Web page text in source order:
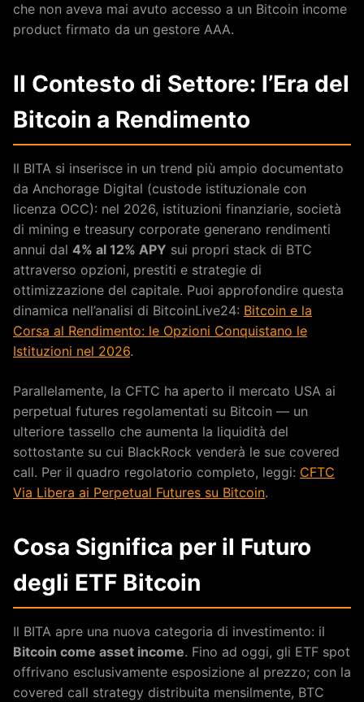
che non aveva mai avuto accesso a un Bitcoin income
product firmato da un gestore AAA.
Il Contesto di Settore: l’Era del
Bitcoin a Rendimento
Il BITA si inserisce in un trend più ampio documentato
da Anchorage Digital (custode istituzionale con
licenza OCC): nel 2026, istituzioni finanziarie, società
di mining e treasury corporate generano rendimenti
annui dal 4% al 12% APY sui propri stack di BTC
attraverso opzioni, prestiti e strategie di
ottimizzazione del capitale. Puoi approfondire questa
dinamica nell’analisi di BitcoinLive24: Bitcoin e la
Corsa al Rendimento: le Opzioni Conquistano le
Istituzioni nel 2026.
Parallelamente, la CFTC ha aperto il mercato USA ai
perpetual futures regolamentati su Bitcoin — un
ulteriore tassello che aumenta la liquidità del
sottostante su cui BlackRock venderà le sue covered
call. Per il quadro regolatorio completo, leggi: CFTC
Via Libera ai Perpetual Futures su Bitcoin.
Cosa Significa per il Futuro
degli ETF Bitcoin
Il BITA apre una nuova categoria di investimento: il
Bitcoin come asset income. Fino ad oggi, gli ETF spot
offrivano esclusivamente esposizione al prezzo; con la
covered call strategy distribuita mensilmente, BTC